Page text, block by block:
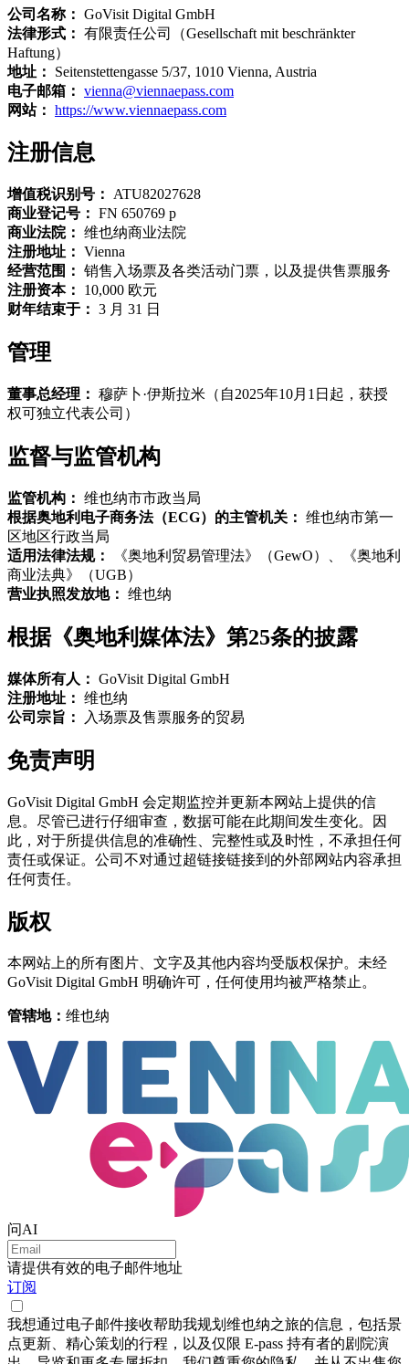
公司名称： GoVisit Digital GmbH
法律形式： 有限责任公司（Gesellschaft mit beschränkter
Haftung）
地址：
Seitenstettengasse 5/37, 1010 Vienna, Austria
电子邮箱： vienna@viennaepass.com
网站： https://www.viennaepass.com
注册信息
增值税识别号：
ATU82027628
商业登记号： FN 650769 p
商业法院： 维也纳商业法院
注册地址： Vienna
经营范围： 销售入场票及各类活动门票，以及提供售票服务
注册资本：
10,000 欧元
财年结束于： 3 月 31 日
管理
董事总经理： 穆萨卜·伊斯拉米（自2025年10月1日起，获授
权可独立代表公司）
监督与监管机构
监管机构： 维也纳市市政当局
根据奥地利电子商务法（ECG）的主管机关： 维也纳市第一
区地区行政当局
适用法律法规：
《奥地利贸易管理法》（GewO）、《奥地利
商业法典》（UGB）
营业执照发放地： 维也纳
根据《奥地利媒体法》第25条的披露
媒体所有人： GoVisit Digital GmbH
注册地址： 维也纳
公司宗旨：
入场票及售票服务的贸易
免责声明
GoVisit Digital GmbH 会定期监控并更新本网站上提供的信
息。尽管已进行仔细审查，数据可能在此期间发生变化。因
此，对于所提供信息的准确性、完整性或及时性，不承担任何
责任或保证。公司不对通过超链接链接到的外部网站内容承担
任何责任。
版权
本网站上的所有图片、文字及其他内容均受版权保护。未经
GoVisit Digital GmbH 明确许可，任何使用均被严格禁止。
管辖地： 维也纳
问AI
请提供有效的电子邮件地址
订阅
我想通过电子邮件接收帮助我规划维也纳之旅的信息，包括景
点更新、精心策划的行程，以及仅限 E-pass 持有者的剧院演